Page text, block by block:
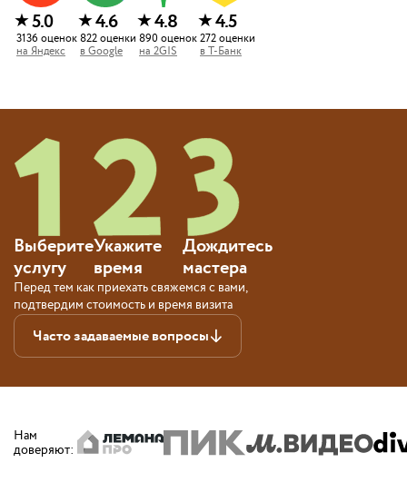
★5.0
3136 оценок
на Яндекс
★4.6
822оценки
вGoogle
★4.8
890 оценок
на 2GIS
★4.5
272оценки
вТ-Банк
Выберите
услугу
Укажите
время
Дождитесь
мастера
Перед тем как приехать свяжемся с вами,
подтвердим стоимость и время визита
Часто задаваемые вопросы
Нам
доверяют: